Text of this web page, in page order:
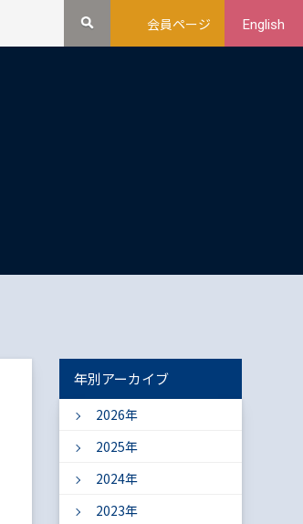
会員ページ English
年別アーカイブ
2026年
2025年
2024年
2023年